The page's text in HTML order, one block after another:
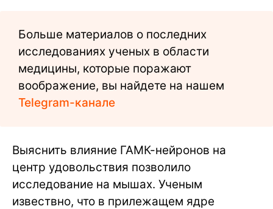
Больше материалов о последних
исследованиях ученых в области
медицины, которые поражают
воображение, вы найдете на нашем
Telegram-канале
Выяснить влияние ГАМК-нейронов на
центр удовольствия позволило
исследование на мышах. Ученым
извествно, что в прилежащем ядре